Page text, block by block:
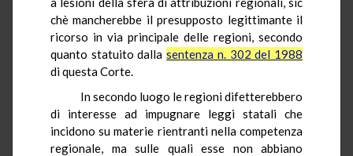
chè mancherebbe il presupposto legittimante il
ricorso in via principale delle regioni, secondo
quanto statuito dallasentenza n. 302 del 1988
di questa Corte.
In secondo luogo le regioni difetterebbero
di interesse ad impugnare leggi statali che
incidono su materie rientranti nella competenza
regionale, ma sulle quali esse non abbiano